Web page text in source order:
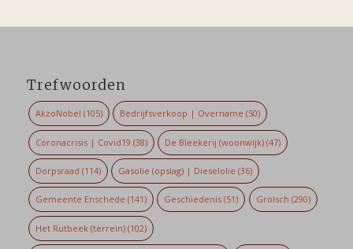
Trefwoorden
AkzoNobel (105) Bedrijfsverkoop | Overname (50)
Coronacrisis | Covid19 (38) De Bleekerij (woonwijk) (47)
Dorpsraad (114) Gasolie (opslag) | Dieselolie (36)
Gemeente Enschede (141) Geschiedenis (51) Grolsch (290)
Het Rutbeek (terrein)(102)